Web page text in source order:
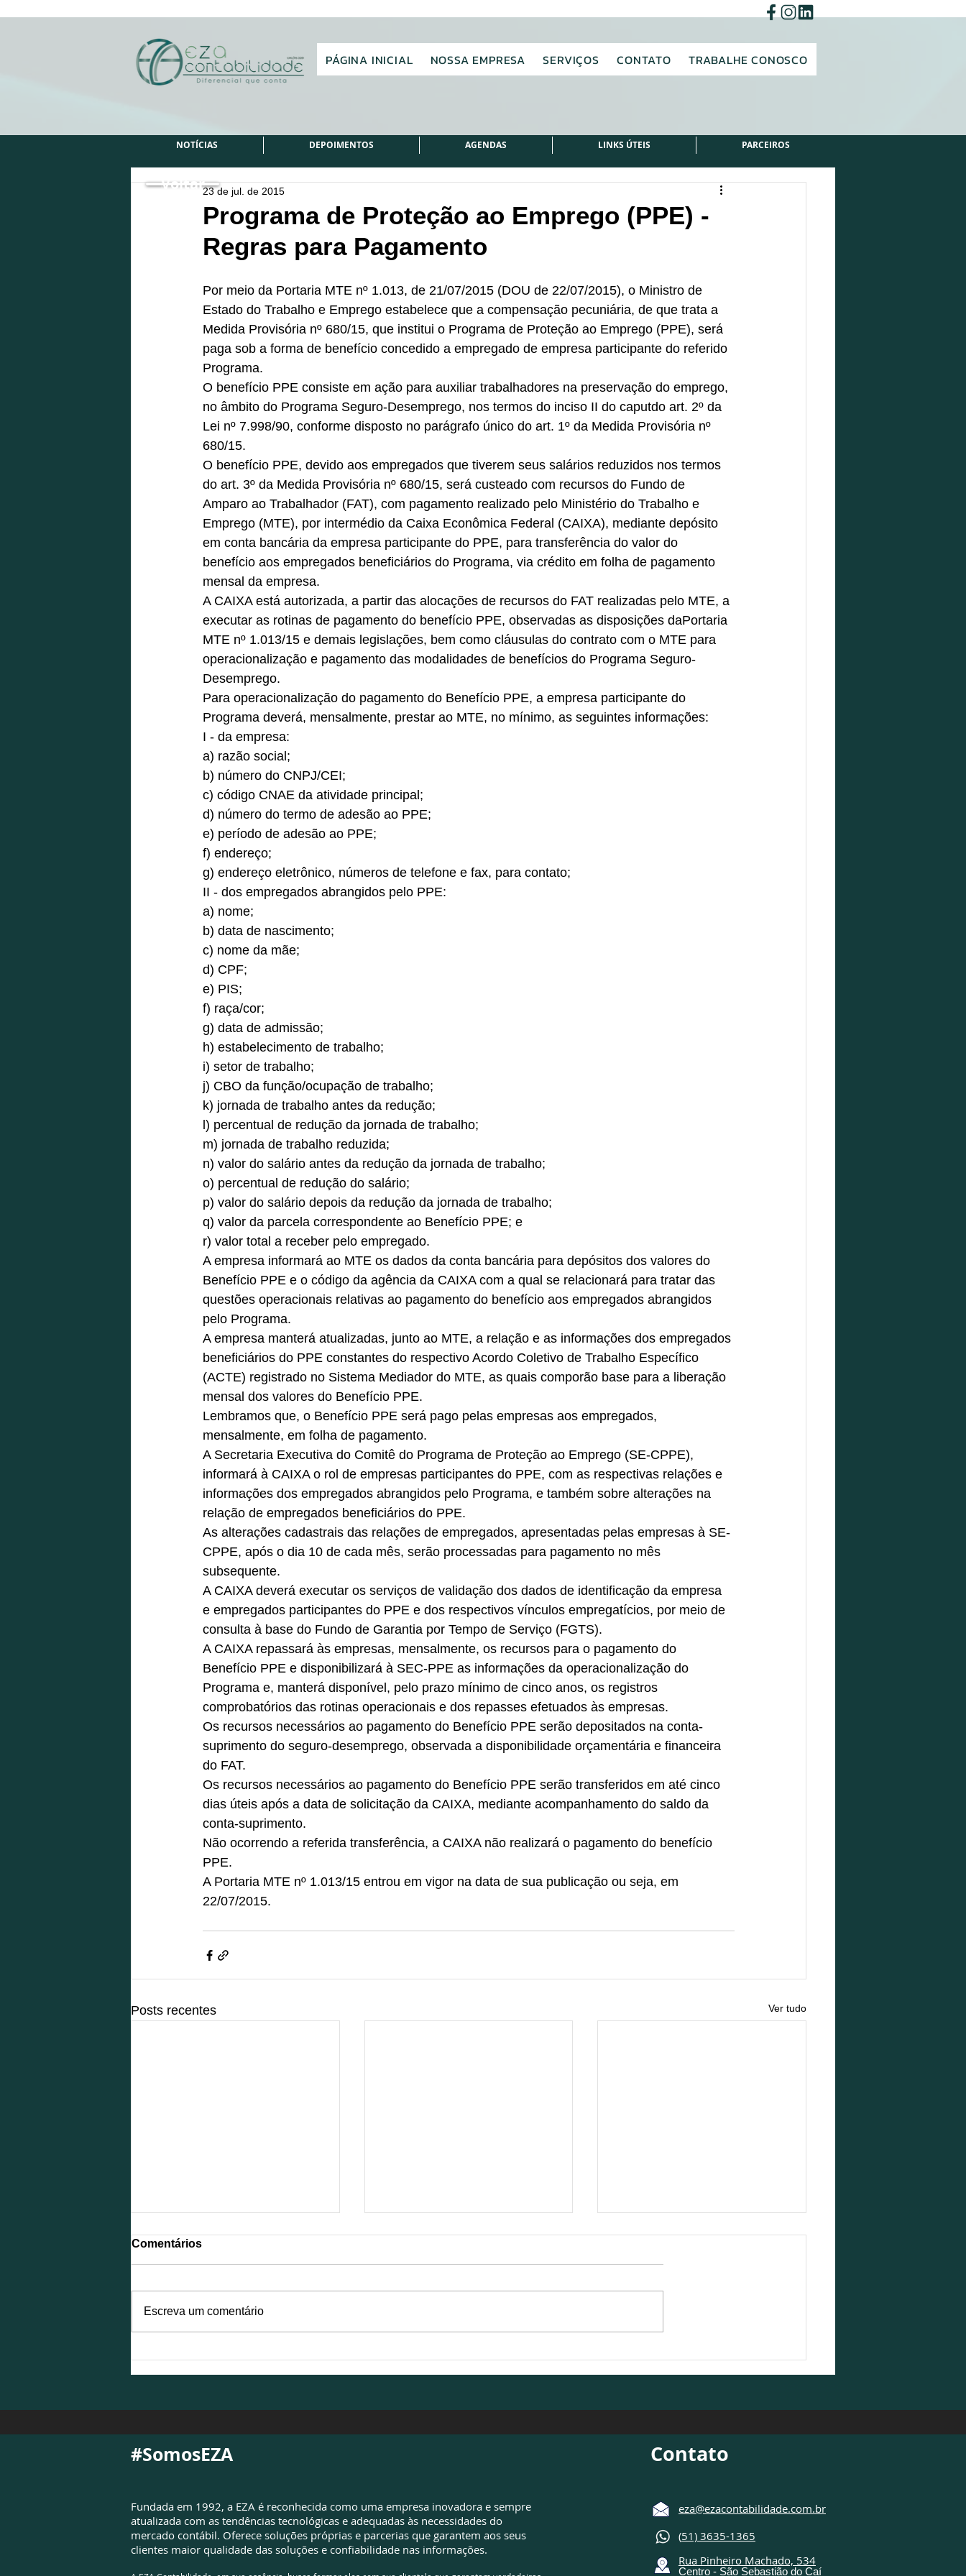
PÁGINA INICIAL NOSSA EMPRESA SERVIÇOS CONTATO TRABALHE CONOSCO
NOTÍCIAS DEPOIMENTOS AGENDAS LINKS ÚTEIS PARCEIROS
Programa de Proteção ao Emprego (PPE) -
Regras para Pagamento
23 de jul. de 2015
Por meio da Portaria MTE nº 1.013, de 21/07/2015 (DOU de 22/07/2015), o Ministro de
Estado do Trabalho e Emprego estabelece que a compensação pecuniária, de que trata a
Medida Provisória nº 680/15, que institui o Programa de Proteção ao Emprego (PPE), será
paga sob a forma de benefício concedido a empregado de empresa participante do referido
Programa.
O benefício PPE consiste em ação para auxiliar trabalhadores na preservação do emprego,
no âmbito do Programa Seguro-Desemprego, nos termos do inciso II do caputdo art. 2º da
Lei nº 7.998/90, conforme disposto no parágrafo único do art. 1º da Medida Provisória nº
680/15.
O benefício PPE, devido aos empregados que tiverem seus salários reduzidos nos termos
do art. 3º da Medida Provisória nº 680/15, será custeado com recursos do Fundo de
Amparo ao Trabalhador (FAT), com pagamento realizado pelo Ministério do Trabalho e
Emprego (MTE), por intermédio da Caixa Econômica Federal (CAIXA), mediante depósito
em conta bancária da empresa participante do PPE, para transferência do valor do
benefício aos empregados beneficiários do Programa, via crédito em folha de pagamento
mensal da empresa.
A CAIXA está autorizada, a partir das alocações de recursos do FAT realizadas pelo MTE, a
executar as rotinas de pagamento do benefício PPE, observadas as disposições daPortaria
MTE nº 1.013/15 e demais legislações, bem como cláusulas do contrato com o MTE para
operacionalização e pagamento das modalidades de benefícios do Programa Seguro-
Desemprego.
Para operacionalização do pagamento do Benefício PPE, a empresa participante do
Programa deverá, mensalmente, prestar ao MTE, no mínimo, as seguintes informações:
I - da empresa:
a) razão social;
b) número do CNPJ/CEI;
c) código CNAE da atividade principal;
d) número do termo de adesão ao PPE;
e) período de adesão ao PPE;
f) endereço;
g) endereço eletrônico, números de telefone e fax, para contato;
II - dos empregados abrangidos pelo PPE:
a) nome;
b) data de nascimento;
c) nome da mãe;
d) CPF;
e) PIS;
f) raça/cor;
g) data de admissão;
h) estabelecimento de trabalho;
i) setor de trabalho;
j) CBO da função/ocupação de trabalho;
k) jornada de trabalho antes da redução;
l) percentual de redução da jornada de trabalho;
m) jornada de trabalho reduzida;
n) valor do salário antes da redução da jornada de trabalho;
o) percentual de redução do salário;
p) valor do salário depois da redução da jornada de trabalho;
q) valor da parcela correspondente ao Benefício PPE; e
r) valor total a receber pelo empregado.
A empresa informará ao MTE os dados da conta bancária para depósitos dos valores do
Benefício PPE e o código da agência da CAIXA com a qual se relacionará para tratar das
questões operacionais relativas ao pagamento do benefício aos empregados abrangidos
pelo Programa.
A empresa manterá atualizadas, junto ao MTE, a relação e as informações dos empregados
beneficiários do PPE constantes do respectivo Acordo Coletivo de Trabalho Específico
(ACTE) registrado no Sistema Mediador do MTE, as quais comporão base para a liberação
mensal dos valores do Benefício PPE.
Lembramos que, o Benefício PPE será pago pelas empresas aos empregados,
mensalmente, em folha de pagamento.
A Secretaria Executiva do Comitê do Programa de Proteção ao Emprego (SE-CPPE),
informará à CAIXA o rol de empresas participantes do PPE, com as respectivas relações e
informações dos empregados abrangidos pelo Programa, e também sobre alterações na
relação de empregados beneficiários do PPE.
As alterações cadastrais das relações de empregados, apresentadas pelas empresas à SE-
CPPE, após o dia 10 de cada mês, serão processadas para pagamento no mês
subsequente.
A CAIXA deverá executar os serviços de validação dos dados de identificação da empresa
e empregados participantes do PPE e dos respectivos vínculos empregatícios, por meio de
consulta à base do Fundo de Garantia por Tempo de Serviço (FGTS).
A CAIXA repassará às empresas, mensalmente, os recursos para o pagamento do
Benefício PPE e disponibilizará à SEC-PPE as informações da operacionalização do
Programa e, manterá disponível, pelo prazo mínimo de cinco anos, os registros
comprobatórios das rotinas operacionais e dos repasses efetuados às empresas.
Os recursos necessários ao pagamento do Benefício PPE serão depositados na conta-
suprimento do seguro-desemprego, observada a disponibilidade orçamentária e financeira
do FAT.
Os recursos necessários ao pagamento do Benefício PPE serão transferidos em até cinco
dias úteis após a data de solicitação da CAIXA, mediante acompanhamento do saldo da
conta-suprimento.
Não ocorrendo a referida transferência, a CAIXA não realizará o pagamento do benefício
PPE.
A Portaria MTE nº 1.013/15 entrou em vigor na data de sua publicação ou seja, em
22/07/2015.
Posts recentes Ver tudo
Comentários
Escreva um comentário
Voltar
#SomosEZA
Fundada em 1992, a EZA é reconhecida como uma empresa inovadora e sempre
atualizada com as tendências tecnológicas e adequadas às necessidades do
mercado contábil. Oferece soluções próprias e parcerias que garantem aos seus
clientes maior qualidade das soluções e confiabilidade nas informações.
Contato
eza@ezacontabilidade.com.br
(51) 3635-1365
Rua Pinheiro Machado, 534
Centro - São Sebastião do Caí